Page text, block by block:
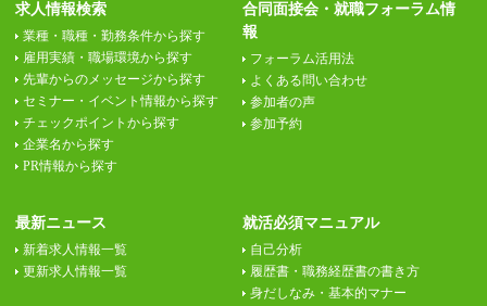
求人情報検索
業種・職種・勤務条件から探す
雇用実績・職場環境から探す
先輩からのメッセージから探す
セミナー・イベント情報から探す
チェックポイントから探す
企業名から探す
PR情報から探す
合同面接会・就職フォーラム情
報
フォーラム活用法
よくある問い合わせ
参加者の声
参加予約
最新ニュース
新着求人情報一覧
更新求人情報一覧
就活必須マニュアル
自己分析
履歴書・職務経歴書の書き方
身だしなみ・基本的マナー